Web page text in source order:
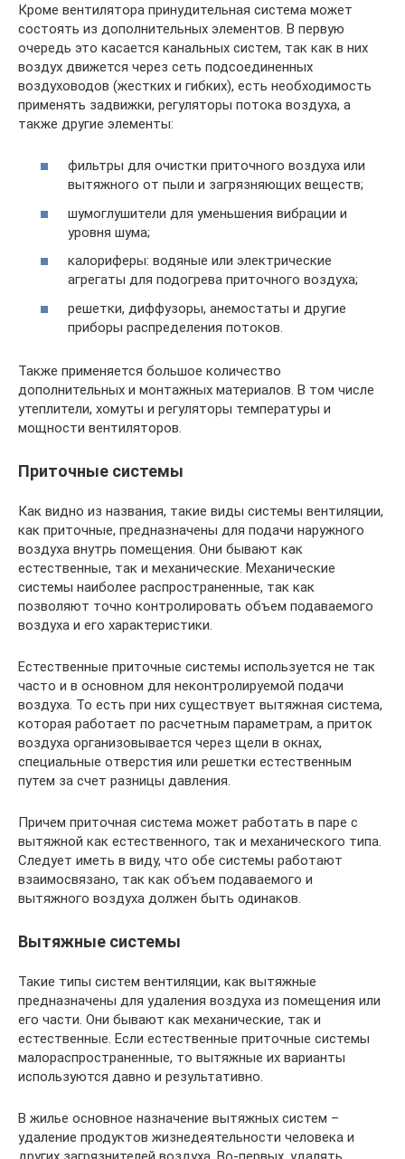
Кроме вентилятора принудительная система может
состоять из дополнительных элементов. В первую
очередь это касается канальных систем, так как в них
воздух движется через сеть подсоединенных
воздуховодов (жестких и гибких), есть необходимость
применять задвижки, регуляторы потока воздуха, а
также другие элементы:
фильтры для очистки приточного воздуха или
вытяжного от пыли и загрязняющих веществ;
шумоглушители для уменьшения вибрации и
уровня шума;
калориферы: водяные или электрические
агрегаты для подогрева приточного воздуха;
решетки, диффузоры, анемостаты и другие
приборы распределения потоков.
Также применяется большое количество
дополнительных и монтажных материалов. В том числе
утеплители, хомуты и регуляторы температуры и
мощности вентиляторов.
Приточные системы
Как видно из названия, такие виды системы вентиляции,
как приточные, предназначены для подачи наружного
воздуха внутрь помещения. Они бывают как
естественные, так и механические. Механические
системы наиболее распространенные, так как
позволяют точно контролировать объем подаваемого
воздуха и его характеристики.
Естественные приточные системы используется не так
часто и в основном для неконтролируемой подачи
воздуха. То есть при них существует вытяжная система,
которая работает по расчетным параметрам, а приток
воздуха организовывается через щели в окнах,
специальные отверстия или решетки естественным
путем за счет разницы давления.
Причем приточная система может работать в паре с
вытяжной как естественного, так и механического типа.
Следует иметь в виду, что обе системы работают
взаимосвязано, так как объем подаваемого и
вытяжного воздуха должен быть одинаков.
Вытяжные системы
Такие типы систем вентиляции, как вытяжные
предназначены для удаления воздуха из помещения или
его части. Они бывают как механические, так и
естественные. Если естественные приточные системы
малораспространенные, то вытяжные их варианты
используются давно и результативно.
В жилье основное назначение вытяжных систем –
удаление продуктов жизнедеятельности человека и